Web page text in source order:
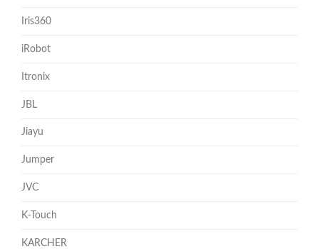
Iris360
iRobot
Itronix
JBL
Jiayu
Jumper
JVC
K-Touch
KARCHER